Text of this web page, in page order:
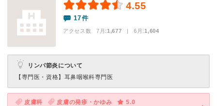
4.55
17件
アクセス数 7月:1,677 | 6月:1,604
リンパ節炎について
【専門医・資格】 耳鼻咽喉科専門医
皮膚科 皮膚の発疹・かゆみ
5.0